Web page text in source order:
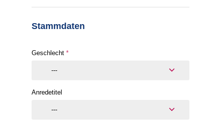
Stammdaten
Geschlecht *
---
Anredetitel
---